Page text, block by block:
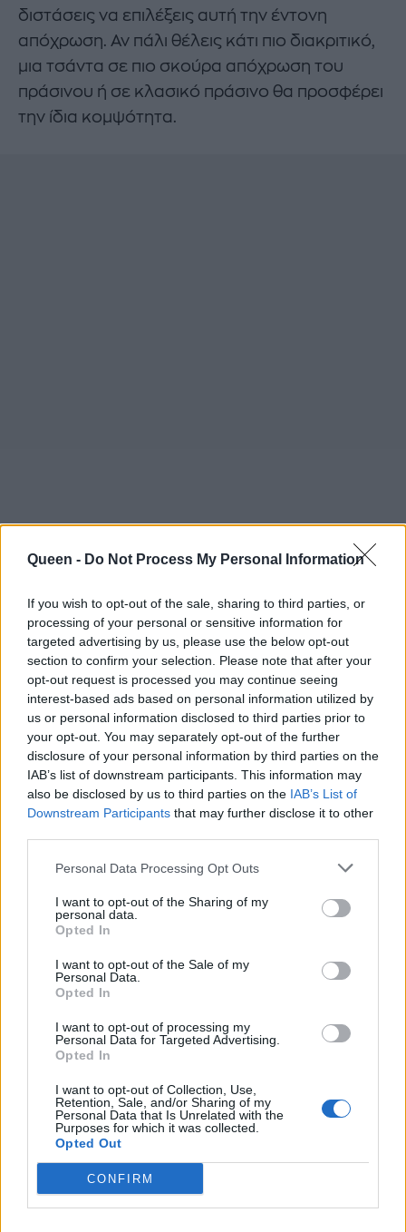
Queen - Do Not Process My Personal Information
If you wish to opt-out of the sale, sharing to third parties, or
processing of your personal or sensitive information for
targeted advertising by us, please use the below opt-out
section to confirm your selection. Please note that after your
opt-out request is processed you may continue seeing
interest-based ads based on personal information utilized by
us or personal information disclosed to third parties prior to
your opt-out. You may separately opt-out of the further
disclosure of your personal information by third parties on the
IAB’s list of downstream participants. This information may
also be disclosed by us to third parties on the IAB’s List of
Downstream Participants that may further disclose it to other
Personal Data Processing Opt Outs
I want to opt-out of the Sharing of my
personal data.
Opted In
I want to opt-out of the Sale of my
Personal Data.
Opted In
I want to opt-out of processing my
Personal Data for Targeted Advertising.
Opted In
I want to opt-out of Collection, Use,
Retention, Sale, and/or Sharing of my
Personal Data that Is Unrelated with the
Purposes for which it was collected.
Opted Out
CONFIRM
διστάσεις να επιλέξεις αυτή την έντονη
απόχρωση. Αν πάλι θέλεις κάτι πιο διακριτικό,
μια τσάντα σε πιο σκούρα απόχρωση του
πράσινου ή σε κλασικό πράσινο θα προσφέρει
την ίδια κομψότητα.
τελευταίους μήνες και έτσι θα παραμείνει
https://www.instagram.com/p/DI-AQdQTN_V/
φρέσκια και ανανεωμένη αίσθηση σε
οποιοδήποτε σύνολο. Αν θέλεις να τολμήσεις,
μπορείς να συνδυάσεις την τσάντα σου με
ανοιχτόχρωμα ή ουδέτερα ρούχα, όπως γκρι,
μπεζ, λευκό ή ακόμα και μαύρο, για να
δημιουργήσεις έναν ισχυρό και κομψό
συνδυασμό αλλά και να κάνεις το πράσινο